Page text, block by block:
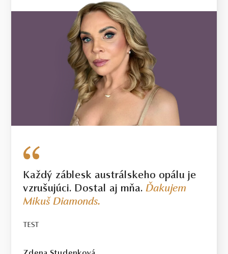
Každý záblesk austrálskeho opálu je
vzrušujúci. Dostal aj mňa.Ďakujem
Mikuš Diamonds.
TEST